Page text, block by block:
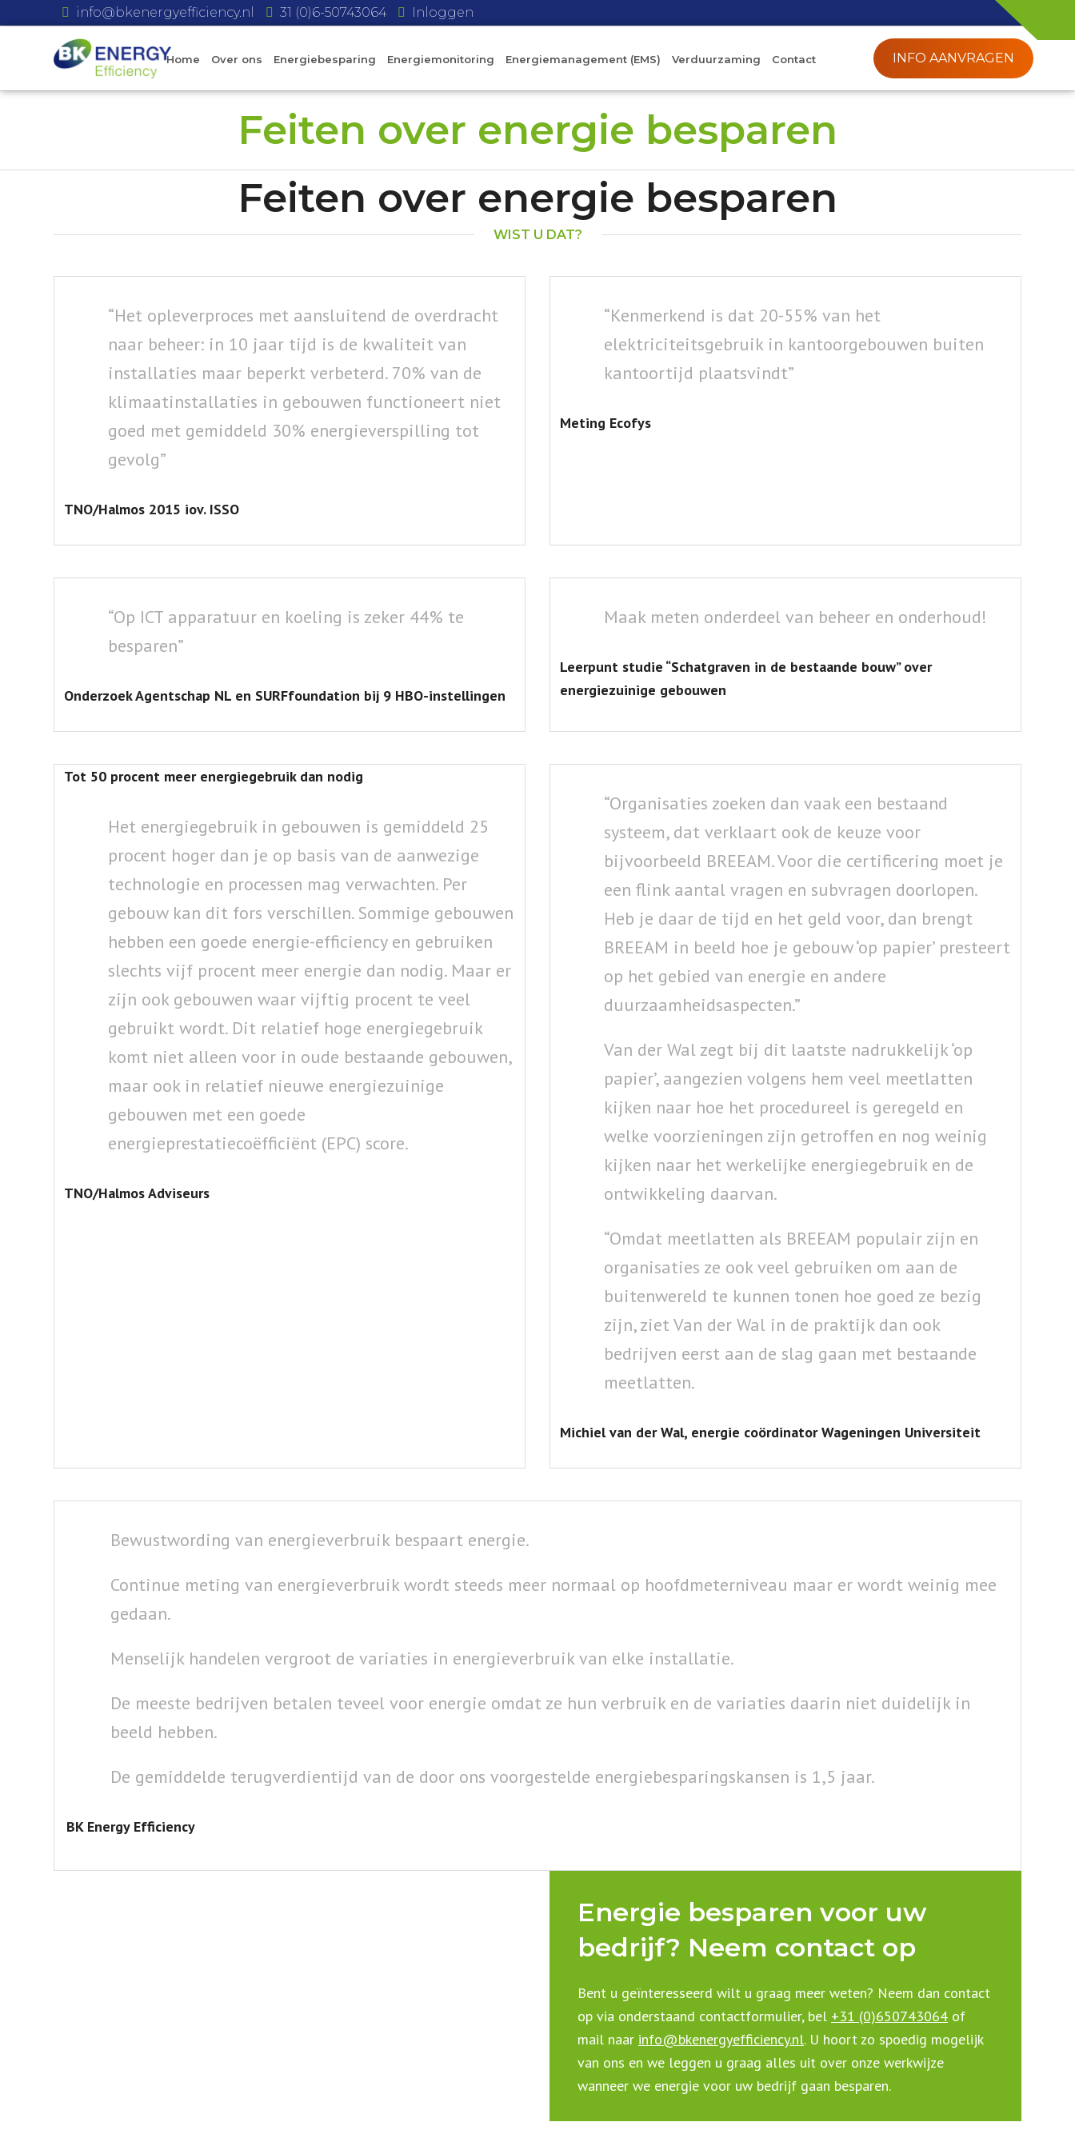
info@bkenergyefficiency.nl 31 (0)6-50743064 Inloggen
Home Over ons Energiebesparing Energiemonitoring Energiemanagement (EMS) Verduurzaming Contact INFO AANVRAGEN
Feiten over energie besparen
Feiten over energie besparen
WIST U DAT?
“Het opleverproces met aansluitend de overdracht
naar beheer: in 10 jaar tijd is de kwaliteit van
installaties maar beperkt verbeterd. 70% van de
klimaatinstallaties in gebouwen functioneert niet
goed met gemiddeld 30% energieverspilling tot
gevolg”
TNO/Halmos 2015 iov. ISSO
“Kenmerkend is dat 20-55% van het
elektriciteitsgebruik in kantoorgebouwen buiten
kantoortijd plaatsvindt”
Meting Ecofys
“Op ICT apparatuur en koeling is zeker 44% te
besparen”
Onderzoek Agentschap NL en SURFfoundation bij 9 HBO-instellingen
Maak meten onderdeel van beheer en onderhoud!
Leerpunt studie “Schatgraven in de bestaande bouw” over
energiezuinige gebouwen
Tot 50 procent meer energiegebruik dan nodig
Het energiegebruik in gebouwen is gemiddeld 25
procent hoger dan je op basis van de aanwezige
technologie en processen mag verwachten. Per
gebouw kan dit fors verschillen. Sommige gebouwen
hebben een goede energie-efficiency en gebruiken
slechts vijf procent meer energie dan nodig. Maar er
zijn ook gebouwen waar vijftig procent te veel
gebruikt wordt. Dit relatief hoge energiegebruik
komt niet alleen voor in oude bestaande gebouwen,
maar ook in relatief nieuwe energiezuinige
gebouwen met een goede
energieprestatiecoëfficiënt (EPC) score.
TNO/Halmos Adviseurs
“Organisaties zoeken dan vaak een bestaand
systeem, dat verklaart ook de keuze voor
bijvoorbeeld BREEAM. Voor die certificering moet je
een flink aantal vragen en subvragen doorlopen.
Heb je daar de tijd en het geld voor, dan brengt
BREEAM in beeld hoe je gebouw ‘op papier’ presteert
op het gebied van energie en andere
duurzaamheidsaspecten.”
Van der Wal zegt bij dit laatste nadrukkelijk ‘op
papier’, aangezien volgens hem veel meetlatten
kijken naar hoe het procedureel is geregeld en
welke voorzieningen zijn getroffen en nog weinig
kijken naar het werkelijke energiegebruik en de
ontwikkeling daarvan.
“Omdat meetlatten als BREEAM populair zijn en
organisaties ze ook veel gebruiken om aan de
buitenwereld te kunnen tonen hoe goed ze bezig
zijn, ziet Van der Wal in de praktijk dan ook
bedrijven eerst aan de slag gaan met bestaande
meetlatten.
Michiel van der Wal, energie coördinator Wageningen Universiteit
Bewustwording van energieverbruik bespaart energie.
Continue meting van energieverbruik wordt steeds meer normaal op hoofdmeterniveau maar er wordt weinig mee
gedaan.
Menselijk handelen vergroot de variaties in energieverbruik van elke installatie.
De meeste bedrijven betalen teveel voor energie omdat ze hun verbruik en de variaties daarin niet duidelijk in
beeld hebben.
De gemiddelde terugverdientijd van de door ons voorgestelde energiebesparingskansen is 1,5 jaar.
BK Energy Efficiency
Energie besparen voor uw
bedrijf? Neem contact op
Bent u geïnteresseerd wilt u graag meer weten? Neem dan contact
op via onderstaand contactformulier, bel +31 (0)650743064 of
mail naar info@bkenergyefficiency.nl. U hoort zo spoedig mogelijk
van ons en we leggen u graag alles uit over onze werkwijze
wanneer we energie voor uw bedrijf gaan besparen.